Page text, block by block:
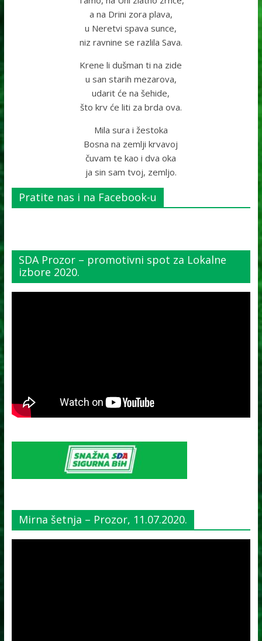
a na Drini zora plava,
u Neretvi spava sunce,
niz ravnine se razlila Sava.
Krene li dušman ti na zide
u san starih mezarova,
udarit će na šehide,
što krv će liti za brda ova.
Mila sura i žestoka
Bosna na zemlji krvavoj
čuvam te kao i dva oka
ja sin sam tvoj, zemljo.
Pratite nas i na Facebook-u
SDA Prozor – promotivni spot za Lokalne
izbore 2020.
Mirna šetnja – Prozor, 11.07.2020.